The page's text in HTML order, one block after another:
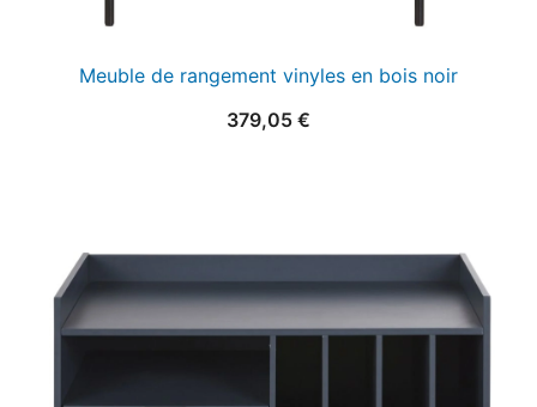
Meuble de rangement vinyles en bois noir
379,05 €